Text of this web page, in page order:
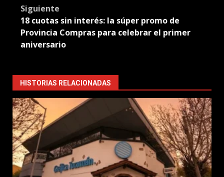
Siguiente
18 cuotas sin interés: la súper promo de
Provincia Compras para celebrar el primer
aniversario
HISTORIAS RELACIONADAS